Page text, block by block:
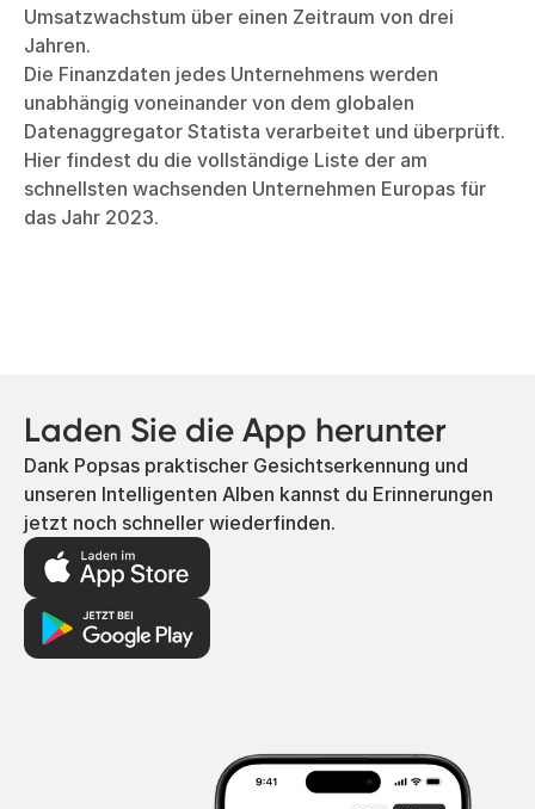
Umsatzwachstum über einen Zeitraum von drei
Jahren.
Die Finanzdaten jedes Unternehmens werden
unabhängig voneinander von dem globalen
Datenaggregator Statista verarbeitet und überprüft.
Hier findest du die vollständige Liste der am
schnellsten wachsenden Unternehmen Europas für
das Jahr 2023.
Laden Sie die App herunter
Dank Popsas praktischer Gesichtserkennung und
unseren Intelligenten Alben kannst du Erinnerungen
jetzt noch schneller wiederfinden.